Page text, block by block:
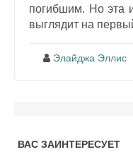
погибшим. Но эта
выглядит на
Элайджа Эллис